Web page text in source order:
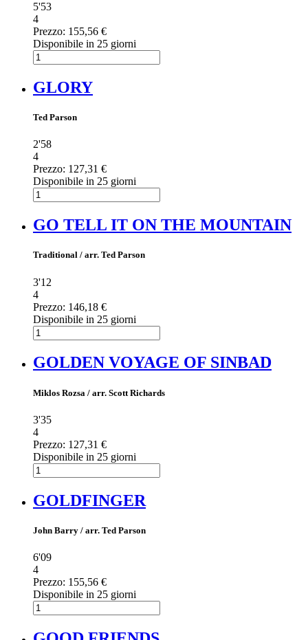
5'53
4
Prezzo: 155,56 €
Disponibile in 25 giorni
GLORY
Ted Parson
2'58
4
Prezzo: 127,31 €
Disponibile in 25 giorni
GO TELL IT ON THE MOUNTAIN
Traditional / arr. Ted Parson
3'12
4
Prezzo: 146,18 €
Disponibile in 25 giorni
GOLDEN VOYAGE OF SINBAD
Miklos Rozsa / arr. Scott Richards
3'35
4
Prezzo: 127,31 €
Disponibile in 25 giorni
GOLDFINGER
John Barry / arr. Ted Parson
6'09
4
Prezzo: 155,56 €
Disponibile in 25 giorni